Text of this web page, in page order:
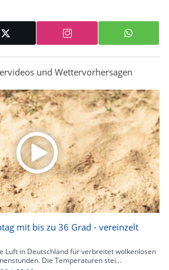
und Wettervorhersagen
mit bis zu 36 Grad - vereinzelt
Luft in Deutschland für verbreitet wolkenlosen
Die Temperaturen stei...